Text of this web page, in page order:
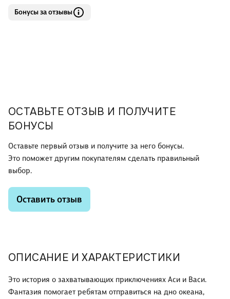
ОПИСАНИЕ И ХАРАКТЕРИСТИКИ
Это история о захватывающих приключениях Аси и Васи.
Фантазия помогает ребятам отправиться на дно океана,
Бонусы за отзывы
ОСТАВЬТЕ ОТЗЫВ И ПОЛУЧИТЕ
БОНУСЫ
Оставьте первый отзыв и получите за него бонусы.
Это поможет другим покупателям сделать правильный
выбор.
Оставить отзыв